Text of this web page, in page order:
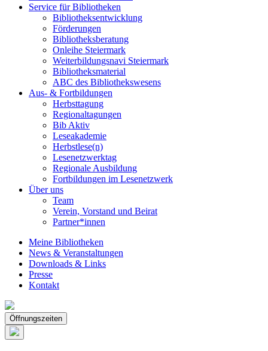
Service für Bibliotheken
Bibliotheksentwicklung
Förderungen
Bibliotheksberatung
Onleihe Steiermark
Weiterbildungsnavi Steiermark
Bibliotheksmaterial
ABC des Bibliothekswesens
Aus- & Fortbildungen
Herbsttagung
Regionaltagungen
Bib Aktiv
Leseakademie
Herbstlese(n)
Lesenetzwerktag
Regionale Ausbildung
Fortbildungen im Lesenetzwerk
Über uns
Team
Verein, Vorstand und Beirat
Partner*innen
Meine Bibliotheken
News & Veranstaltungen
Downloads & Links
Presse
Kontakt
Öffnungszeiten